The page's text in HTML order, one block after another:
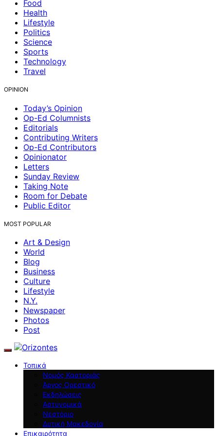
Food
Health
Lifestyle
Politics
Science
Sports
Technology
Travel
OPINION
Today’s Opinion
Op-Ed Columnists
Editorials
Contributing Writers
Op-Ed Contributors
Opinionator
Letters
Sunday Review
Taking Note
Room for Debate
Public Editor
MOST POPULAR
Art & Design
World
Blog
Business
Culture
Lifestyle
N.Y.
Newspaper
Photos
Post
Τοπικά
Νομός Καστοριάς
Άργος Ορεστικό
Εκδηλώσεις
Αστυνομικά
Νεστόριο
Δυτική Μακεδονία
Επικαιρότητα